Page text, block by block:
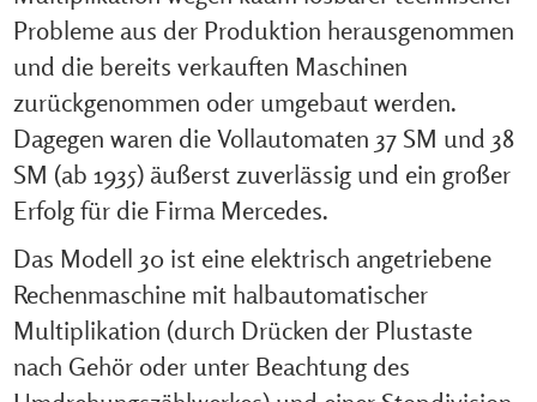
Probleme aus der Produktion herausgenommen
und die bereits verkauften Maschinen
zurückgenommen oder umgebaut werden.
Dagegen waren die Vollautomaten 37 SM und 38
SM (ab 1935) äußerst zuverlässig und ein großer
Erfolg für die Firma Mercedes.
Das Modell 30 ist eine elektrisch angetriebene
Rechenmaschine mit halbautomatischer
Multiplikation (durch Drücken der Plustaste
nach Gehör oder unter Beachtung des